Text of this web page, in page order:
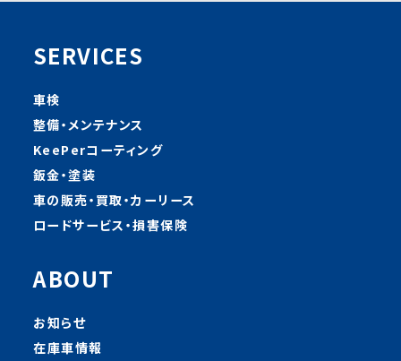
SERVICES
車検
整備・メンテナンス
KeePerコーティング
鈑金・塗装
車の販売・買取・カーリース
ロードサービス・損害保険
ABOUT
お知らせ
在庫車情報